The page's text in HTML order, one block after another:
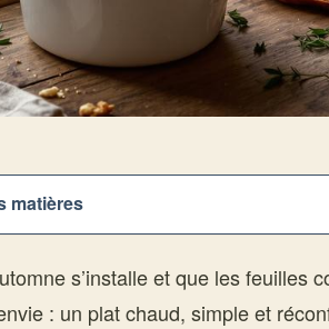
matières
s’installe et que les feuilles
: un plat chaud, simple et